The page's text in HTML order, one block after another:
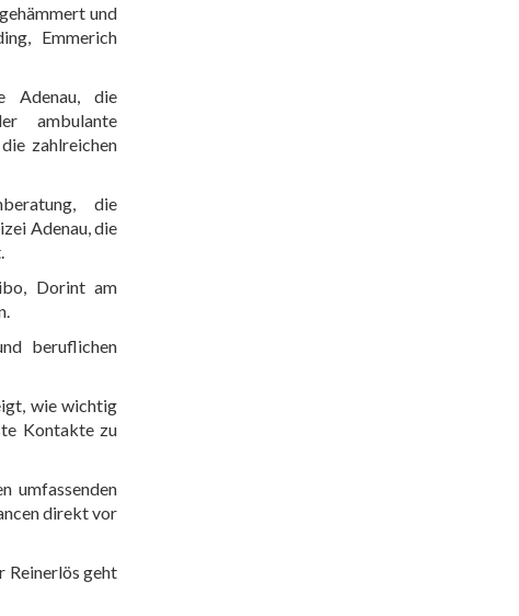
und
Emmerich
Adenau, die
ambulante
zahlreichen
die
Adenau, die
Dorint am
beruflichen
wie wichtig
Kontakte zu
umfassenden
direkt vor
Reinerlös geht